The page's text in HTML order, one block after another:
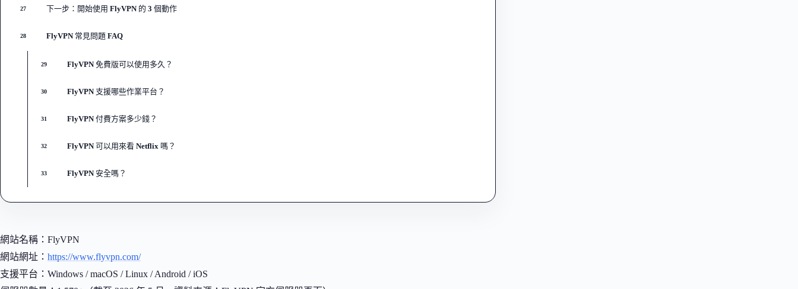
27 下一步：開始使用 FlyVPN 的 3 個動作
28 FlyVPN 常見問題 FAQ
29 FlyVPN 免費版可以使用多久？
30 FlyVPN 支援哪些作業平台？
31 FlyVPN 付費方案多少錢？
32 FlyVPN 可以用來看 Netflix 嗎？
33 FlyVPN 安全嗎？
網站名稱：FlyVPN
網站網址： https://www.flyvpn.com/
支援平台：Windows / macOS / Linux / Android / iOS